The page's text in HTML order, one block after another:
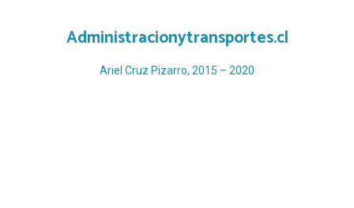
Administracionytransportes.cl
Ariel Cruz Pizarro, 2015 – 2020